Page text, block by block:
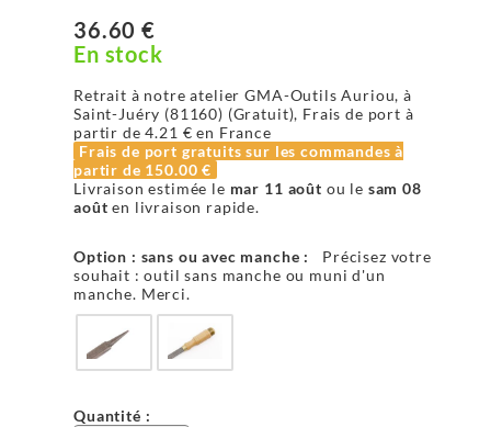
36.60 €
En stock
Retrait à notre atelier GMA-Outils Auriou, à
Saint-Juéry (81160) (Gratuit), Frais de port à
partir de4.21 € en France
Frais de port gratuits sur les commandes à
partir de 150.00 €
Livraison estimée le mar 11 août ou le sam 08
août en livraison rapide.
Option : sans ou avec manche :
Précisez votre
souhait : outil sans manche ou muni d'un
manche. Merci.
Quantité :